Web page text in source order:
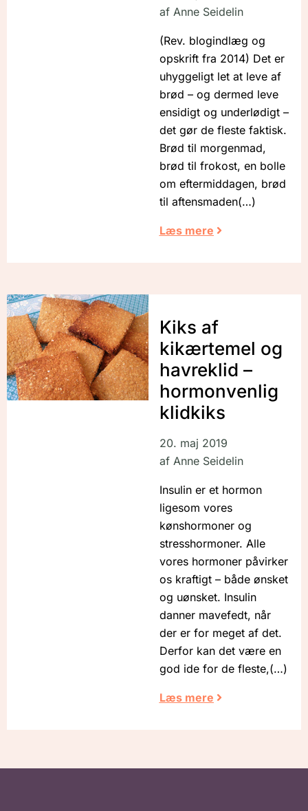
afAnne Seidelin
(Rev. blogindlæg og
opskrift fra 2014) Det er
uhyggeligt let at leve af
brød – og dermed leve
ensidigt og underlødigt –
det gør de fleste faktisk.
Brød til morgenmad,
brød til frokost, en bolle
om eftermiddagen, brød
til aftensmaden
Læs mere
Kiks af
kikærtemel og
havreklid –
hormonvenlig
klidkiks
20. maj 2019
afAnne Seidelin
Insulin er et hormon
ligesom vores
kønshormoner og
stresshormoner. Alle
vores hormoner påvirker
os kraftigt – både ønsket
og uønsket. Insulin
danner mavefedt, når
der er for meget af det.
Derfor kan det være en
god ide for de fleste,
Læs mere